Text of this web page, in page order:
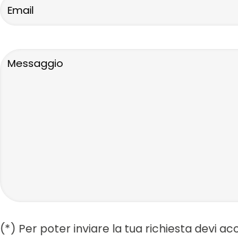
(*) Per poter inviare la tua richiesta devi